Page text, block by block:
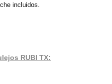
incluidos.
RUBI TX: